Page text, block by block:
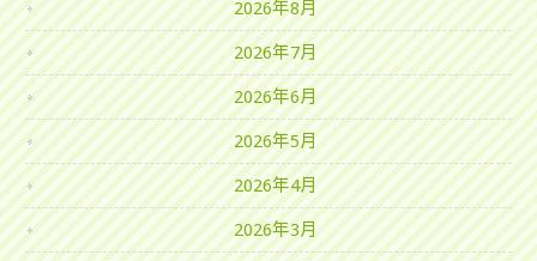
2026年8月
2026年7月
2026年6月
2026年5月
2026年4月
2026年3月